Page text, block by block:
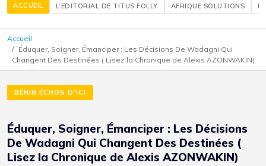
ACCUEIL L’EDITORIAL DE TITUS FOLLY AFRIQUE SOLUTIONS
Accueil
Éduquer, Soigner, Émanciper : Les Décisions De Wadagni Qui
Changent Des Destinées ( Lisez la Chronique de Alexis AZONWAKIN)
BÉNIN ÉCHOS D’ICI
Éduquer, Soigner, Émanciper : Les Décisions
De Wadagni Qui Changent Des Destinées (
Lisez la Chronique de Alexis AZONWAKIN)